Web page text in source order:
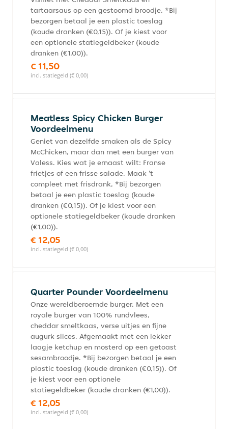
tartaarsaus op een gestoomd broodje. *Bij
bezorgen betaal je een plastic toeslag
(koude dranken (€0,15)). Of je kiest voor
een optionele statiegeldbeker (koude
dranken (€1,00)).
€ 11,50
incl. statiegeld (€ 0,00)
Meatless Spicy Chicken Burger
Voordeelmenu
Geniet van dezelfde smaken als de Spicy
McChicken, maar dan met een burger van
Valess. Kies wat je ernaast wilt: Franse
frietjes of een frisse salade. Maak 't
compleet met frisdrank, *Bij bezorgen
betaal je een plastic toeslag (koude
dranken (€0,15)). Of je kiest voor een
optionele statiegeldbeker (koude dranken
(€1,00)).
€ 12,05
incl. statiegeld (€ 0,00)
Quarter Pounder Voordeelmenu
Onze wereldberoemde burger. Met een
royale burger van 100% rundvlees,
cheddar smeltkaas, verse uitjes en fijne
augurk slices. Afgemaakt met een lekker
laagje ketchup en mosterd op een getoast
sesambroodje. *Bij bezorgen betaal je een
plastic toeslag (koude dranken (€0,15)). Of
je kiest voor een optionele
statiegeldbeker (koude dranken (€1,00)).
€ 12,05
incl. statiegeld (€ 0,00)